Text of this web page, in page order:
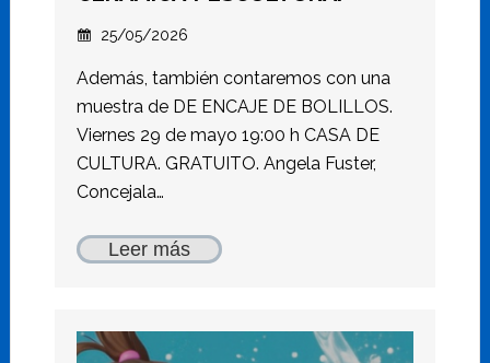
25/05/2026
Además, también contaremos con una
muestra de DE ENCAJE DE BOLILLOS.
Viernes 29 de mayo 19:00 h CASA DE
CULTURA. GRATUITO. Angela Fuster,
Concejala…
Leer más